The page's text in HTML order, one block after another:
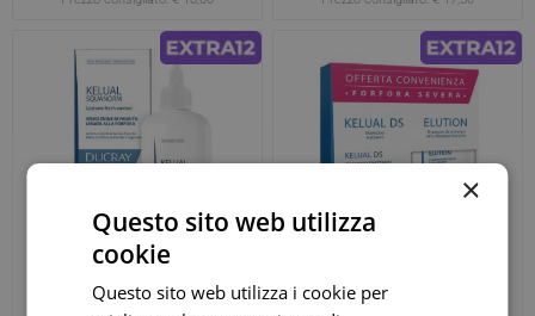
Ducray Kelual Squanorm
Ducray Kelual DS shampoo
×
Questo sito web utilizza
cookie
Questo sito web utilizza i cookie per